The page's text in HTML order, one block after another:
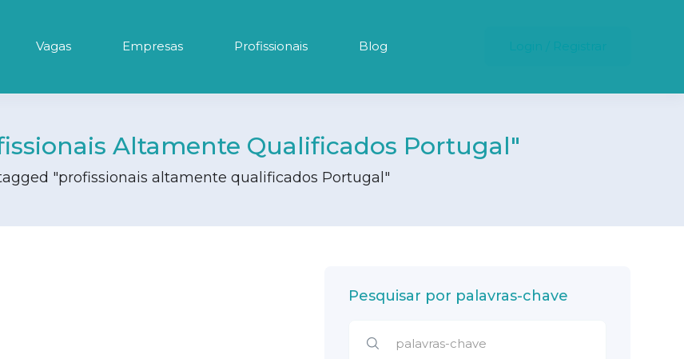
Vagas Empresas Profissionais Blog Login Registrar
Altamente Qualificados Portugal"
"profissionais altamente qualificados Portugal"
Pesquisar por palavras-chave